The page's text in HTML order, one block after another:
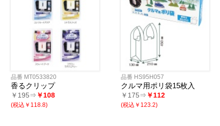
品番 MT0533820
香るクリップ
￥195⇒ ￥108
(税込￥118.8)
品番 HS95H057
クルマ用ポリ袋15枚入
￥175⇒ ￥112
(税込￥123.2)